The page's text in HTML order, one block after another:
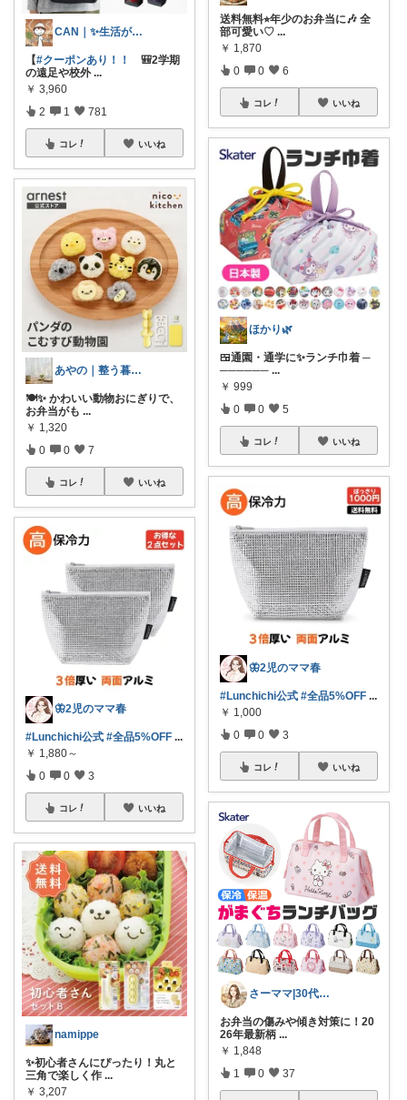
CAN｜✨生活が楽になる✨
【#クーポンあり！！
🎒2学期
の遠足や校外 ...
￥ 3,960
2 1 781
コレ いいね
あやの｜整う暮らしROOM
🍽️✨ かわいい動物おにぎりで、
お弁当がも ...
￥ 1,320
0 0 7
コレ いいね
🦋2児のママ春
#Lunchichi公式 #全品5%OFF ...
￥ 1,880～
0 0 3
コレ いいね
namippe
✨初心者さんにぴったり！丸と
三角で楽しく作 ...
￥ 3,207
送料無料⭐︎年少のお弁当に🎶 全
部可愛い♡ ...
￥ 1,870
0 0 6
コレ いいね
ほかり🌿
🍱通園・通学に✨ランチ巾着 ─
────── ...
￥ 999
0 0 5
コレ いいね
🦋2児のママ春
#Lunchichi公式 #全品5%OFF ...
￥ 1,000
0 0 3
コレ いいね
さーママ|30代小2女児ママ🎀
お弁当の傷みや傾き対策に！20
26年最新柄 ...
￥ 1,848
1 0 37